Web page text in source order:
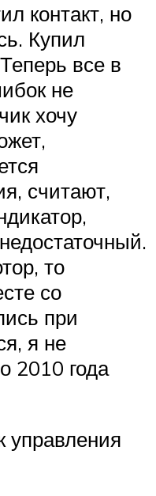
контакт, но
Купил
все в
не
хочу
считают,
то
со
при
я не
2010 года
управления